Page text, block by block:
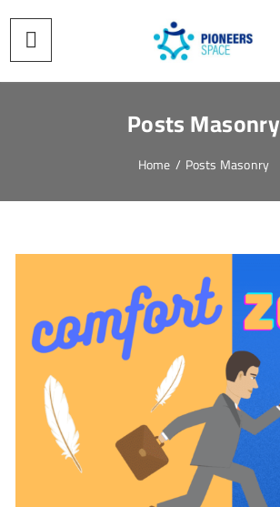
Posts Masonry
Home / Posts Masonry